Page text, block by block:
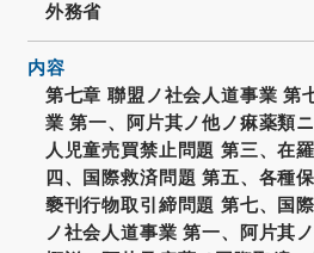
外務省
内容
第七章 聯盟ノ社会人道事業 第
業 第一、阿片其ノ他ノ痳薬類
人児童売買禁止問題 第三、在
四、国際救済問題 第五、各種
褻刊行物取引締問題 第七、国
ノ社会人道事業 第一、阿片其